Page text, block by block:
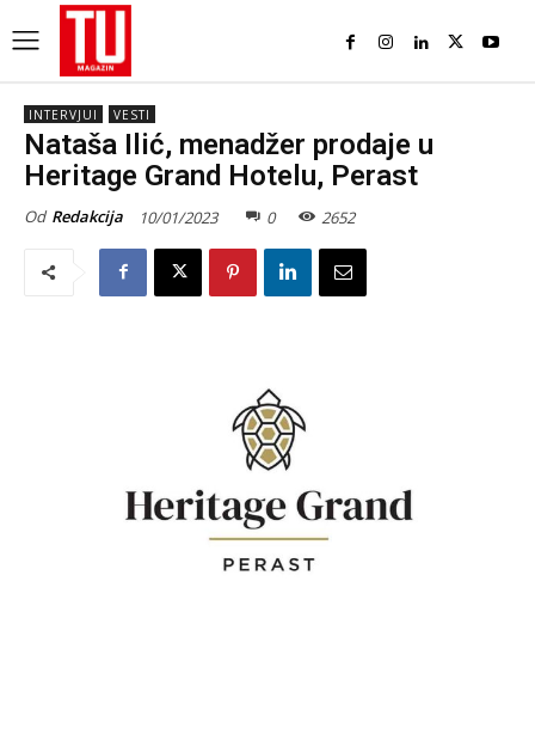
INTERVJUI VESTI
Nataša Ilić, menadžer prodaje u
Heritage Grand Hotelu, Perast
Od Redakcija 10/01/2023 0 2652